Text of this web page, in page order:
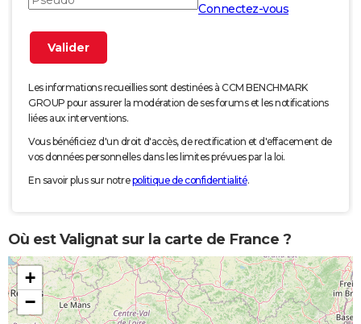
Connectez-vous
Les informations recueillies sont destinées à CCM BENCHMARK
GROUP pour assurer la modération de ses forums et les notifications
liées aux interventions.
Vous bénéficiez d'un droit d'accès, de rectification et d'effacement de
vos données personnelles dans les limites prévues par la loi.
En savoir plus sur notrepolitique de confidentialité.
Où est Valignat sur la carte de France ?
+
−